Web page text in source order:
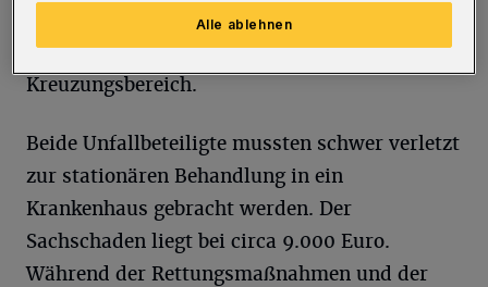
Mercedes GLA einer 22-Jährigen. Es kam zu
einem Frontalzusammenstoß im
Kreuzungsbereich.
Beide Unfallbeteiligte mussten schwer verletzt
zur stationären Behandlung in ein
Krankenhaus gebracht werden. Der
Sachschaden liegt bei circa 9.000 Euro.
Während der Rettungsmaßnahmen und der
Alle ablehnen